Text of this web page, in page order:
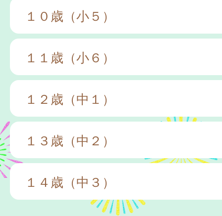
１０歳（小５）
１１歳（小６）
１２歳（中１）
１３歳（中２）
１４歳（中３）